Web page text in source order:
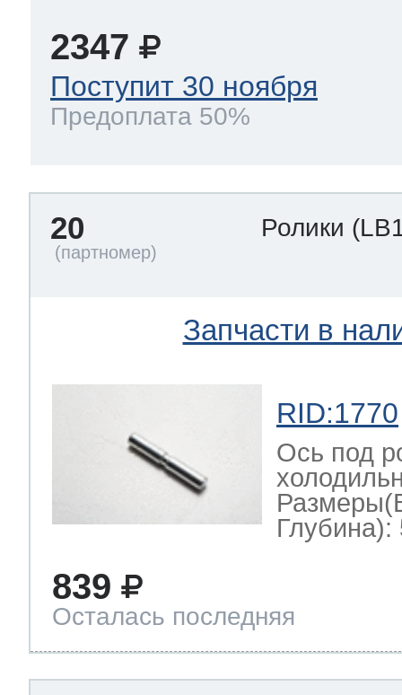
2347
Поступит 30 ноября
Предоплата 50%
20 Ролики
Запчасти в
RID:1770
Ось под
Глубина):
839
Осталась последняя